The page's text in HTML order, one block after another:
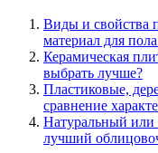
Виды и свойства
материал для
Керамическая
выбрать лучше?
Пластиковые,
сравнение
Натуральный или
лучший